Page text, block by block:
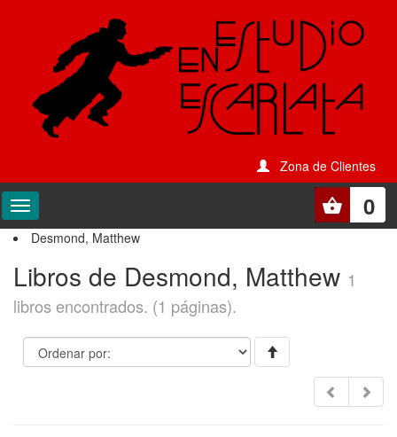
Zona de Clientes
0
Desmond, Matthew
Libros de Desmond, Matthew 1
libros encontrados. (1 páginas).